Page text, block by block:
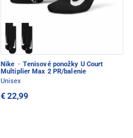
Nike · Tenisové ponožky U Court
Multiplier Max 2 PR/balenie
Unisex
€ 22,99